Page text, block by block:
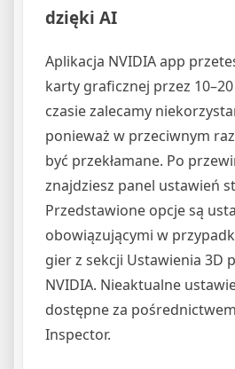
dzięki AI
Aplikacja NVIDIA app
karty graficznej przez
czasie zalecamy
ponieważ w przeciwnym
być przekłamane. Po
znajdziesz panel ustawień
Przedstawione opcje są
obowiązującymi w
gier z sekcji Ustawienia 3D
NVIDIA. Nieaktualne
dostępne za
Inspector.